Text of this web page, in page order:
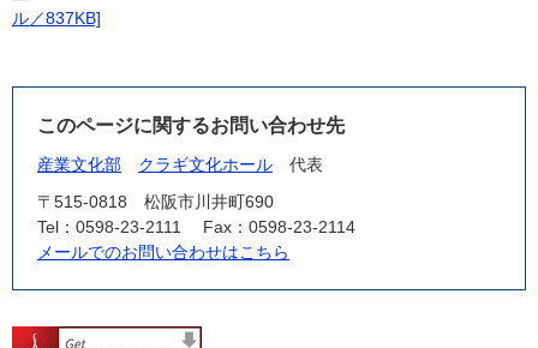
ル／837KB]
このページに関するお問い合わせ先
産業文化部 クラギ文化ホール
代表
〒515-0818
松阪市川井町690
Tel：0598-23-2111
Fax：0598-23-2114
メールでのお問い合わせはこちら